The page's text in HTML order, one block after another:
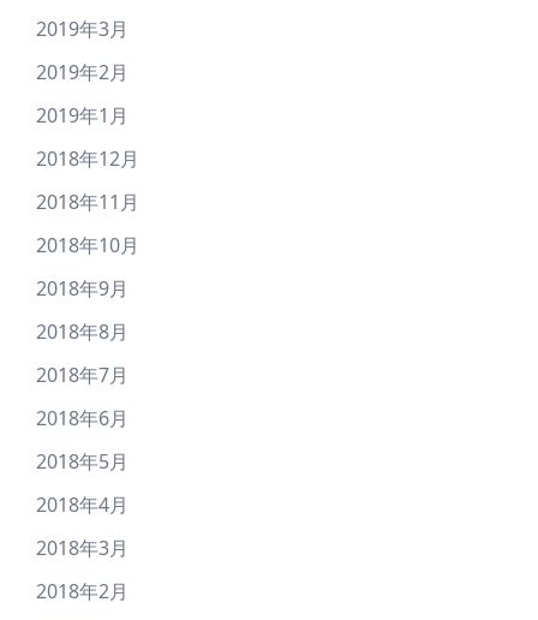
2019年3月
2019年2月
2019年1月
2018年12月
2018年11月
2018年10月
2018年9月
2018年8月
2018年7月
2018年6月
2018年5月
2018年4月
2018年3月
2018年2月